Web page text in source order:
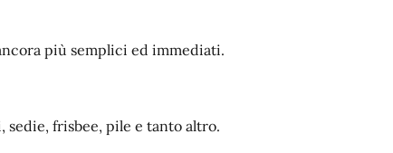
più semplici ed immediati.
sedie, frisbee, pile e tanto altro.